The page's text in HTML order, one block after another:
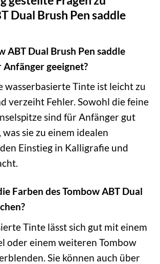
Dual Brush Pen saddle
ABT Dual Brush Pen saddle
geeignet?
wasserbasierte Tinte ist leicht zu
verzeiht Fehler. Sowohl die feine
sind für Anfänger gut
sie zu einem idealen
Einstieg in Kalligrafie und
Farben des Tombow ABT Dual
Tinte lässt sich gut mit einem
oder einem weiteren Tombow
Sie können auch über